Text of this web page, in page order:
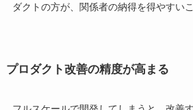
ダクトの方が、関係者の納得を得やすい
プロダクト改善の精度が高まる